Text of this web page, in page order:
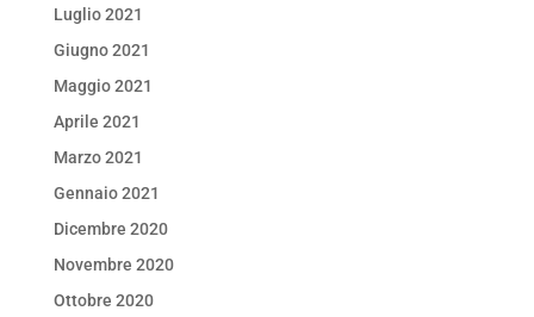
Luglio 2021
Giugno 2021
Maggio 2021
Aprile 2021
Marzo 2021
Gennaio 2021
Dicembre 2020
Novembre 2020
Ottobre 2020